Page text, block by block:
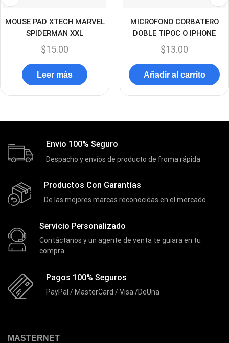
Discos Duros Externos
Discos Duros Internos
Discos Solido Externos
Discos Solido Internos
DLINK (1)
DVRs (1)
Enclouser (8)
Enfriador de Poder RGB (2)
Extensiones
Ezpower (2)
EZVIZ (21)
Forza (16)
Fuentes de Poder (9)
MOUSE PAD XTECH MARVEL
SPIDERMAN XXL
$15.00
Leer más
MICROFONO CORBATERO
DOBLE TIPOC O IPHONE
$13.00
Añadir al carrito
Envio 100% Seguro
Despacho y envíos de producto de froma rápida
Productos Con Garantías
De las mejores marcas reconocidas en el mercado
Servicio Personalizado
Contáctanos y un agente de venta te guiara en tu
compra
Pagos 100% Seguros
PayPal / MasterCard / Visa /DeUna
MASTERNET